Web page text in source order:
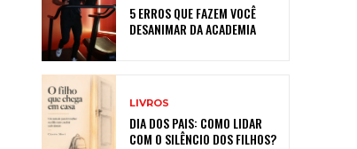
5 ERROS QUE FAZEM VOCÊ
DESANIMAR DA ACADEMIA
LIVROS
DIA DOS PAIS: COMO LIDAR
COM O SILÊNCIO DOS FILHOS?